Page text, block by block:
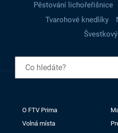
Pěstování lichořeřišnice
Tvarohové knedlíky
O FTV Prima
Volná místa